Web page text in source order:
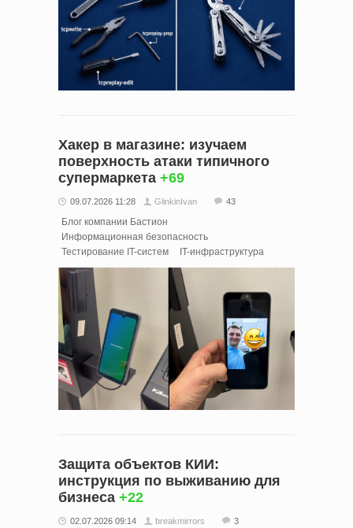
Хакер в магазине: изучаем
поверхность атаки типичного
супермаркета +69
09.07.2026 11:28 GlinkinIvan 43
Блог компании Бастион
Информационная безопасность
Тестирование IT-систем
IT-инфраструктура
Защита объектов КИИ:
инструкция по выживанию для
бизнеса +22
02.07.2026 09:14 breakmirrors 3